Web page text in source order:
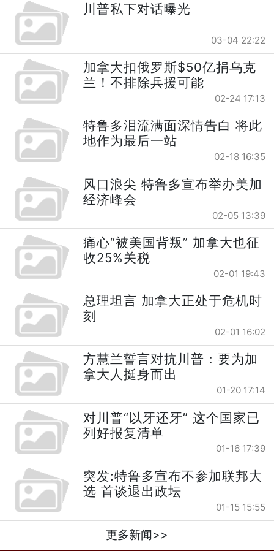
川普私下对话曝光
03-04 22:22
加拿大扣俄罗斯$50亿捐乌克
兰！不排除兵援可能
02-24 17:13
特鲁多泪流满面深情告白 将此
地作为最后一站
02-18 16:35
风口浪尖 特鲁多宣布举办美加
经济峰会
02-05 13:39
痛心“被美国背叛” 加拿大也征
收25%关税
02-01 19:43
总理坦言 加拿大正处于危机时
刻
02-01 16:02
方慧兰誓言对抗川普：要为加
拿大人挺身而出
01-20 17:14
对川普“以牙还牙” 这个国家已
列好报复清单
01-16 17:39
突发:特鲁多宣布不参加联邦大
选 首谈退出政坛
01-15 15:55
更多新闻>>